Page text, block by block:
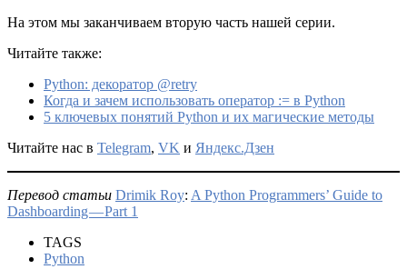
На этом мы заканчиваем вторую часть нашей серии.
Читайте также:
Python: декоратор @retry
Когда и зачем использовать оператор := в Python
5 ключевых понятий Python и их магические методы
Читайте нас в Telegram, VK и Яндекс.Дзен
Перевод статьи Drimik Roy: A Python Programmers’ Guide to
Dashboarding — Part 1
TAGS
Python